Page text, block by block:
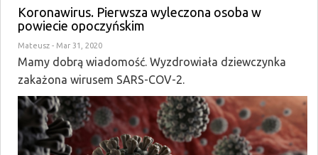
Koronawirus. Pierwsza wyleczona osoba w
powiecie opoczyńskim
Mateusz - Mar 31, 2020
Mamy dobrą wiadomość. Wyzdrowiała dziewczynka
zakażona wirusem SARS-COV-2.